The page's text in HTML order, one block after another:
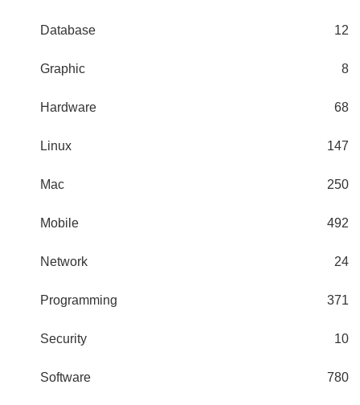
Database 12
Graphic 8
Hardware 68
Linux 147
Mac 250
Mobile 492
Network 24
Programming 371
Security 10
Software 780